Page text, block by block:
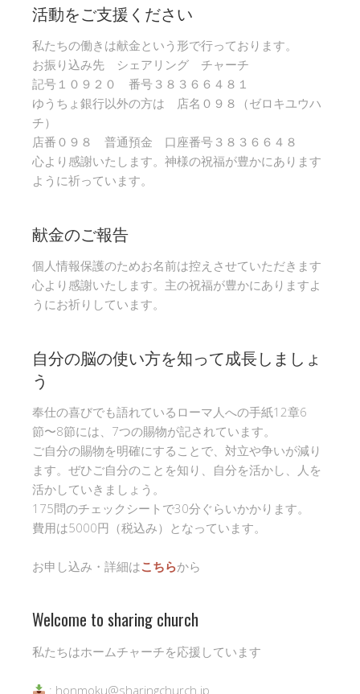
活動をご支援ください
私たちの働きは献金という形で行っております。
お振り込み先 シェアリング チャーチ
記号１０９２０ 番号３８３６６４８１
ゆうちょ銀行以外の方は 店名０９８（ゼロキユウハ
チ）
店番０９８ 普通預金 口座番号３８３６６４８
心より感謝いたします。神様の祝福が豊かにあります
ように祈っています。
献金のご報告
個人情報保護のためお名前は控えさせていただきます
心より感謝いたします。主の祝福が豊かにありますよ
うにお祈りしています。
自分の脳の使い方を知って成長しましょ
う
奉仕の喜びでも語れているローマ人への手紙12章6
節〜8節には、7つの賜物が記されています。
ご自分の賜物を明確にすることで、対立や争いが減り
ます。ぜひご自分のことを知り、自分を活かし、人を
活かしていきましょう。
175問のチェックシートで30分ぐらいかかります。
費用は5000円（税込み）となっています。
お申し込み・詳細はこちらから
Welcome to sharing church
私たちはホームチャーチを応援しています
: honmoku@sharingchurch.jp